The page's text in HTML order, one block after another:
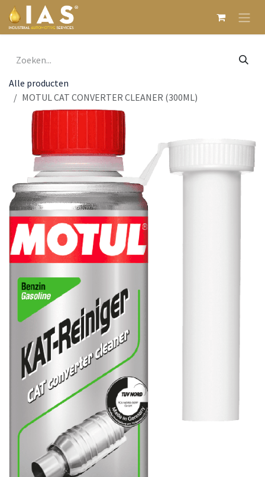
Overslaan naar inhoud
Alle producten
MOTUL CAT CONVERTER CLEANER (300ML)